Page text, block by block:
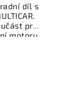
díl s
pro
motoru